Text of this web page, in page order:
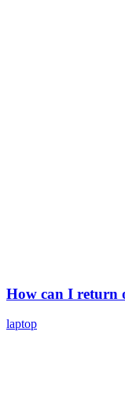
How can I return
laptop